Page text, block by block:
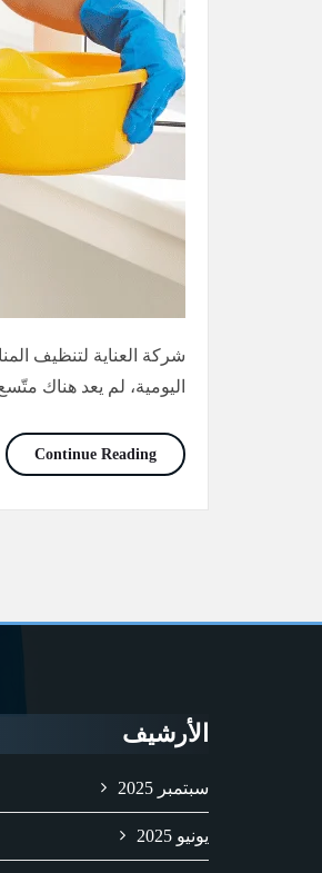
شركة العناية لتنظيف
اليومية، لم يعد هناك
Continue Readingخادمات
الأرشيف
سبتمبر 2025
يونيو 2025